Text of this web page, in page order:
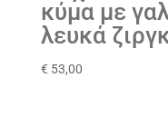
κύμα με
λευκά
€ 53,00